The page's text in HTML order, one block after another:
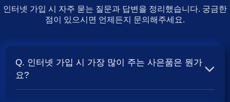
인터넷 가입 시 자주 묻는 질문과 답변을 정리했습니다. 궁금한
점이 있으시면 언제든지 문의해주세요.
Q. 인터넷 가입 시 가장 많이 주는 사은품은 뭔가
요?